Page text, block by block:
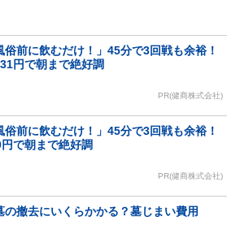
俗前に飲むだけ！」45分で3回戦も余裕！
円で朝まで絶好調
PR(健商株式会社)
俗前に飲むだけ！」45分で3回戦も余裕！
で朝まで絶好調
PR(健商株式会社)
の撤去にいくらかかる？墓じまい費用